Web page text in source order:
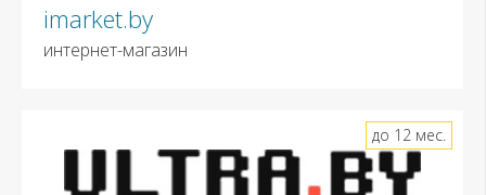
imarket.by
интернет-магазин
до 12 мес.